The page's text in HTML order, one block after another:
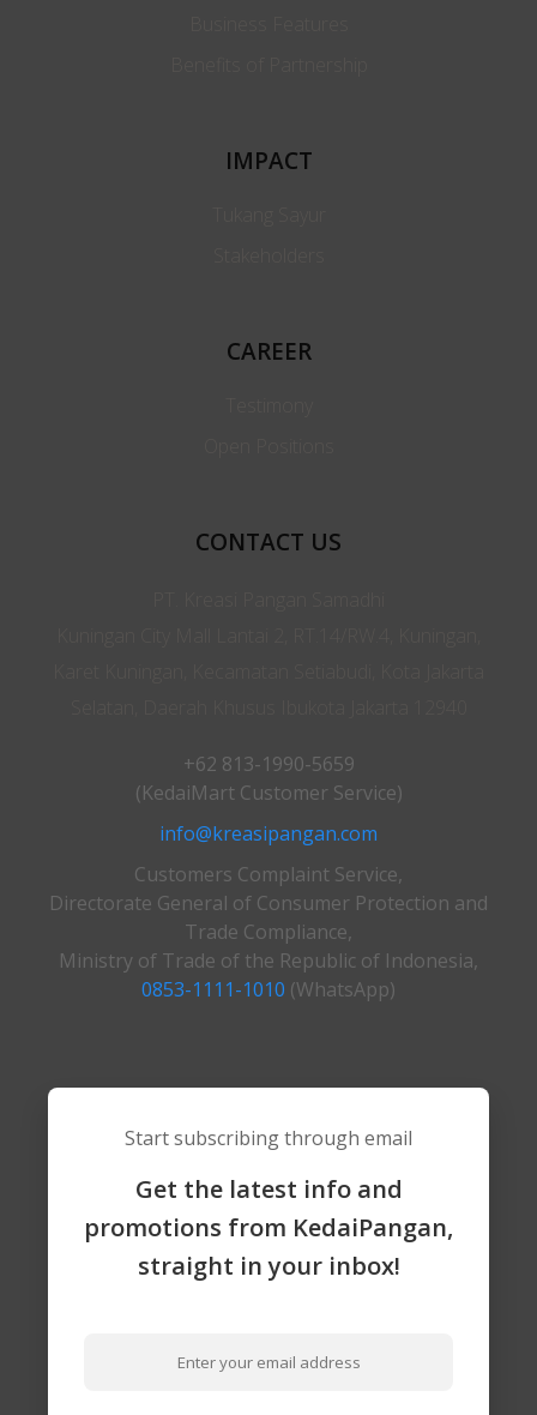
IMPACT
CAREER
CONTACT US
+62 813-1990-5659
(KedaiMart Customer Service)
info@kreasipangan.com
Customers Complaint Service,
Directorate General of Consumer Protection and
Trade Compliance,
Ministry of Trade of the Republic of Indonesia,
0853-1111-1010 (WhatsApp)
Start subscribing through email
Get the latest info and
promotions from KedaiPangan,
straight in your inbox!